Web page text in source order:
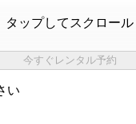
タップしてスクロール
今すぐレンタル予約
い